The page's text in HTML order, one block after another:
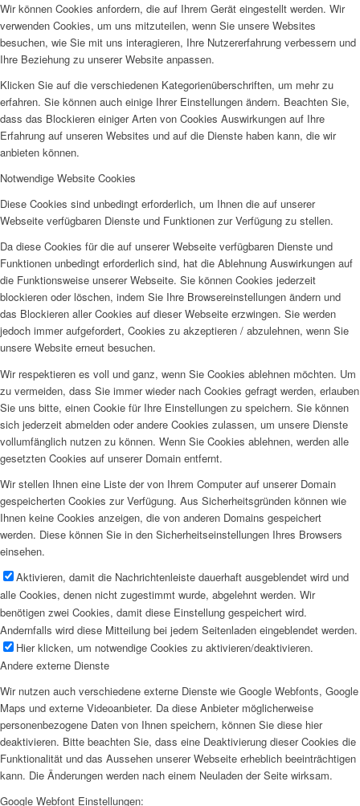
Wir können Cookies anfordern, die auf Ihrem Gerät eingestellt werden. Wir
verwenden Cookies, um uns mitzuteilen, wenn Sie unsere Websites
besuchen, wie Sie mit uns interagieren, Ihre Nutzererfahrung verbessern und
Ihre Beziehung zu unserer Website anpassen.
Klicken Sie auf die verschiedenen Kategorienüberschriften, um mehr zu
erfahren. Sie können auch einige Ihrer Einstellungen ändern. Beachten Sie,
dass das Blockieren einiger Arten von Cookies Auswirkungen auf Ihre
Erfahrung auf unseren Websites und auf die Dienste haben kann, die wir
anbieten können.
Notwendige Website Cookies
Diese Cookies sind unbedingt erforderlich, um Ihnen die auf unserer
Webseite verfügbaren Dienste und Funktionen zur Verfügung zu stellen.
Da diese Cookies für die auf unserer Webseite verfügbaren Dienste und
Funktionen unbedingt erforderlich sind, hat die Ablehnung Auswirkungen auf
die Funktionsweise unserer Webseite. Sie können Cookies jederzeit
blockieren oder löschen, indem Sie Ihre Browsereinstellungen ändern und
das Blockieren aller Cookies auf dieser Webseite erzwingen. Sie werden
jedoch immer aufgefordert, Cookies zu akzeptieren / abzulehnen, wenn Sie
unsere Website erneut besuchen.
Wir respektieren es voll und ganz, wenn Sie Cookies ablehnen möchten. Um
zu vermeiden, dass Sie immer wieder nach Cookies gefragt werden, erlauben
Sie uns bitte, einen Cookie für Ihre Einstellungen zu speichern. Sie können
sich jederzeit abmelden oder andere Cookies zulassen, um unsere Dienste
vollumfänglich nutzen zu können. Wenn Sie Cookies ablehnen, werden alle
gesetzten Cookies auf unserer Domain entfernt.
Wir stellen Ihnen eine Liste der von Ihrem Computer auf unserer Domain
gespeicherten Cookies zur Verfügung. Aus Sicherheitsgründen können wie
Ihnen keine Cookies anzeigen, die von anderen Domains gespeichert
werden. Diese können Sie in den Sicherheitseinstellungen Ihres Browsers
einsehen.
Aktivieren, damit die Nachrichtenleiste dauerhaft ausgeblendet wird und
alle Cookies, denen nicht zugestimmt wurde, abgelehnt werden. Wir
benötigen zwei Cookies, damit diese Einstellung gespeichert wird.
Andernfalls wird diese Mitteilung bei jedem Seitenladen eingeblendet werden.
Hier klicken, um notwendige Cookies zu aktivieren/deaktivieren.
Andere externe Dienste
Wir nutzen auch verschiedene externe Dienste wie Google Webfonts, Google
Maps und externe Videoanbieter. Da diese Anbieter möglicherweise
personenbezogene Daten von Ihnen speichern, können Sie diese hier
deaktivieren. Bitte beachten Sie, dass eine Deaktivierung dieser Cookies die
Funktionalität und das Aussehen unserer Webseite erheblich beeinträchtigen
kann. Die Änderungen werden nach einem Neuladen der Seite wirksam.
Google Webfont Einstellungen: